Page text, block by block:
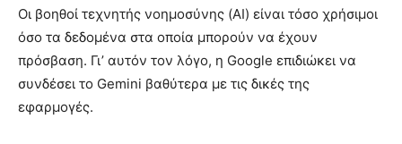
Οι βοηθοί τεχνητής νοημοσύνης (AI) είναι τόσο χρήσιμοι
όσο τα δεδομένα στα οποία μπορούν να έχουν
πρόσβαση. Γι’ αυτόν τον λόγο, η Google επιδιώκει να
συνδέσει το Gemini βαθύτερα με τις δικές της
εφαρμογές.